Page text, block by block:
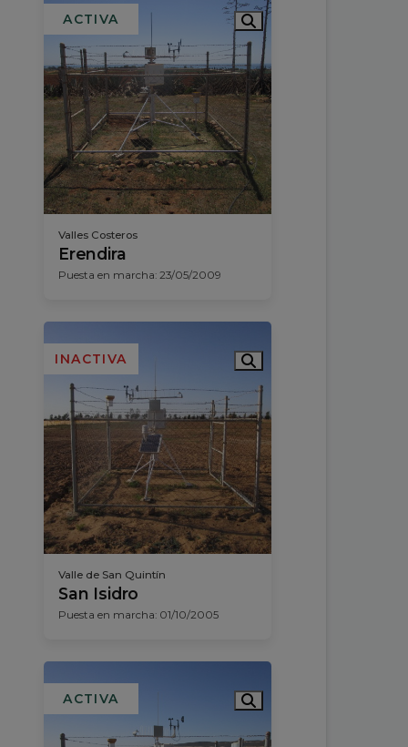
ACTIVA
Valles Costeros
Erendira
Puesta en marcha: 23/05/2009
INACTIVA
Valle de San Quintín
San Isidro
Puesta en marcha: 01/10/2005
ACTIVA